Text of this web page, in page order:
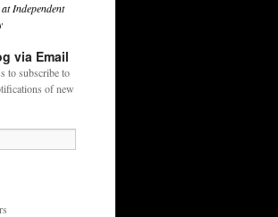
Independent
via Email
to subscribe to
of new